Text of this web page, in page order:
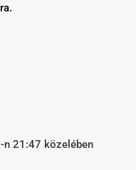
21:47 közelében